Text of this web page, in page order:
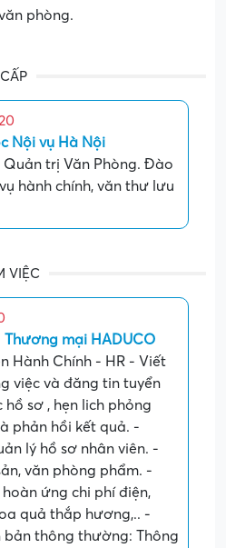
phòng.
Nội vụ Hà Nội
Quản trị Văn Phòng. Đào
hành chính, văn thư lưu
VIỆC
Thương mại HADUCO
Hành Chính - HR - Viết
việc và đăng tin tuyển
hồ sơ , hẹn lich phỏng
phản hồi kết quả. -
lý hồ sơ nhân viên. -
văn phòng phẩm. -
hoàn ứng chi phí điện,
quả thắp hương,.. -
bản thông thường: Thông